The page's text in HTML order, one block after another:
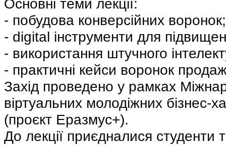
Основні теми лекції:
- побудова конверсійних воронок;
- digital інструменти для
- використання штучного
- практичні кейси воронок
Захід проведено у рамках
віртуальних молодіжних бізнес-
(проєкт Еразмус+).
До лекції приєдналися студенти